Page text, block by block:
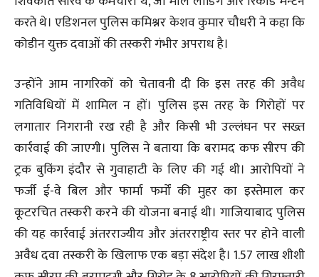
करते थे। एडिशनल पुलिस कमिश्नर केशव कुमार चौधरी ने कहा कि
कोडीन युक्त दवाओं की तस्करी गंभीर अपराध है।
उन्होंने आम नागरिकों को चेतावनी दी कि इस तरह की अवैध
गतिविधियों में शामिल न हों। पुलिस इस तरह के गिरोहों पर
लगातार निगरानी रख रही है और किसी भी उल्लंघन पर सख्त
कार्रवाई की जाएगी। पुलिस ने बताया कि बरामद कफ सीरप की
ट्रक बुकिंग इंदौर से गुवाहाटी के लिए की गई थी। आरोपियों ने
फर्जी ई-वे बिल और फार्मा फर्मों की मुहर का इस्तेमाल कर
कूटरचित तस्करी करने की योजना बनाई थी। गाजियाबाद पुलिस
की यह कार्रवाई अंतरराज्यीय और अंतरराष्ट्रीय स्तर पर होने वाली
अवैध दवा तस्करी के खिलाफ एक बड़ा संदेश है। 1.57 लाख शीशी